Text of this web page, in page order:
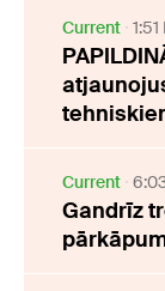
Current
Current
Gandrīz